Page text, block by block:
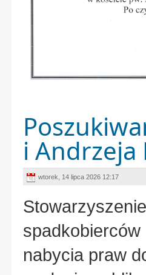
i Andrzeja
wtorek, 14 lipca 2026 12:17
nabycia praw